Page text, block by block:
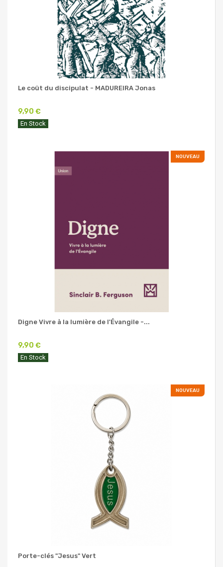
Le coût du discipulat - MADUREIRA Jonas
9,90 €
En Stock
NOUVEAU
Digne Vivre à la lumière de l'Évangile -...
9,90 €
En Stock
NOUVEAU
Porte-clés "Jesus" Vert